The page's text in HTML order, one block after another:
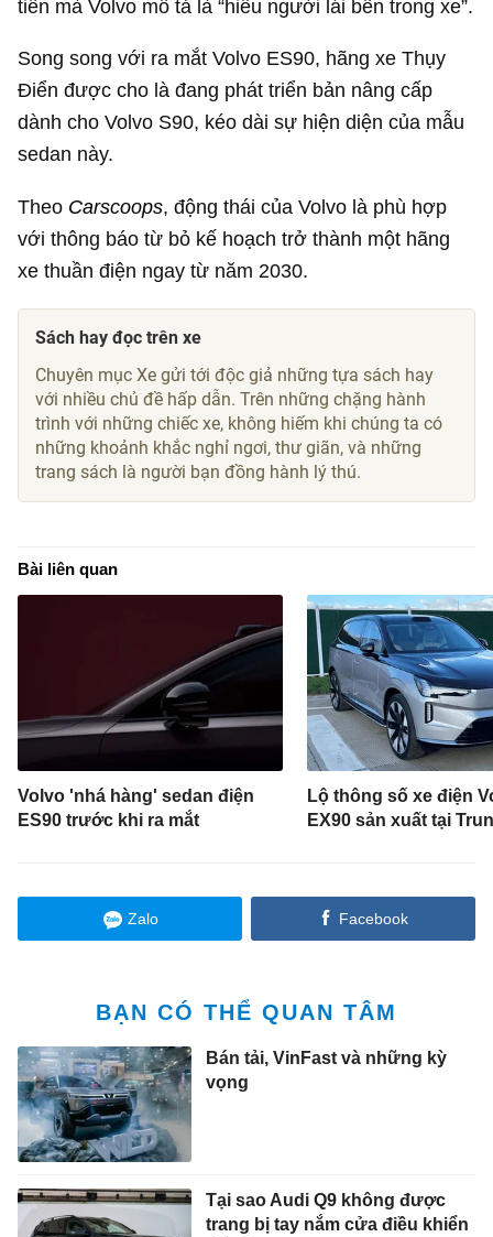
tiến mà Volvo mô tả là “hiểu người lái bên trong xe”.
Song song với ra mắt Volvo ES90, hãng xe Thụy
Điển được cho là đang phát triển bản nâng cấp
dành cho Volvo S90, kéo dài sự hiện diện của mẫu
sedan này.
Theo Carscoops, động thái của Volvo là phù hợp
với thông báo từ bỏ kế hoạch trở thành một hãng
xe thuần điện ngay từ năm 2030.
Sách hay đọc trên xe
Chuyên mục Xe gửi tới độc giả những tựa sách hay
với nhiều chủ đề hấp dẫn. Trên những chặng hành
trình với những chiếc xe, không hiếm khi chúng ta có
những khoảnh khắc nghỉ ngơi, thư giãn, và những
trang sách là người bạn đồng hành lý thú.
Bài liên quan
Volvo 'nhá hàng' sedan điện
ES90 trước khi ra mắt
Lộ thông số xe điện
EX90 sản xuất tại
Zalo Facebook
BẠN CÓ THỂ QUAN TÂM
Bán tải, VinFast và những kỳ
vọng
Tại sao Audi Q9 không được
trang bị tay nắm cửa điều khiển